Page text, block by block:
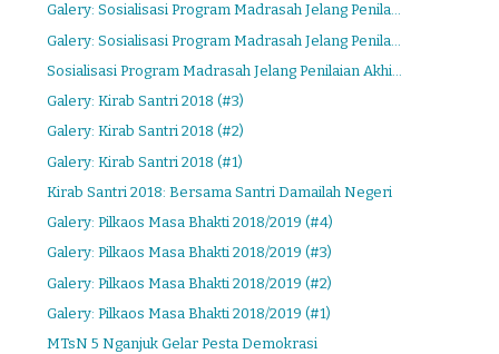
Galery: Sosialisasi Program Madrasah Jelang Penila...
Galery: Sosialisasi Program Madrasah Jelang Penila...
Sosialisasi Program Madrasah Jelang Penilaian Akhi...
Galery: Kirab Santri 2018 (#3)
Galery: Kirab Santri 2018 (#2)
Galery: Kirab Santri 2018 (#1)
Kirab Santri 2018: Bersama Santri Damailah Negeri
Galery: Pilkaos Masa Bhakti 2018/2019 (#4)
Galery: Pilkaos Masa Bhakti 2018/2019 (#3)
Galery: Pilkaos Masa Bhakti 2018/2019 (#2)
Galery: Pilkaos Masa Bhakti 2018/2019 (#1)
MTsN 5 Nganjuk Gelar Pesta Demokrasi